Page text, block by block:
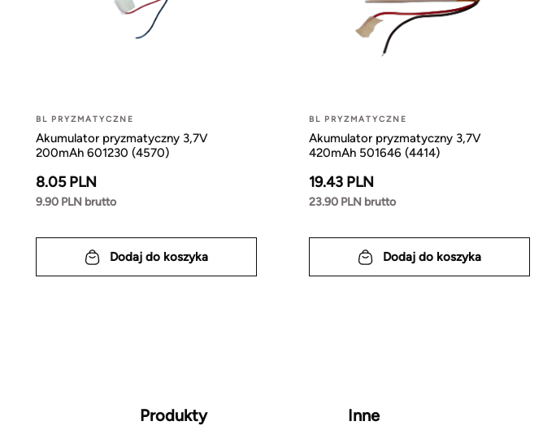
BL PRYZMATYCZNE
Akumulator pryzmatyczny 3,7V
200mAh 601230 (4570)
8.05 PLN
9.90 PLN brutto
Dodaj do koszyka
BL PRYZMATYCZNE
Akumulator pryzmatyczny 3,7V
420mAh 501646 (4414)
19.43 PLN
23.90 PLN brutto
Dodaj do koszyka
Produkty Inne